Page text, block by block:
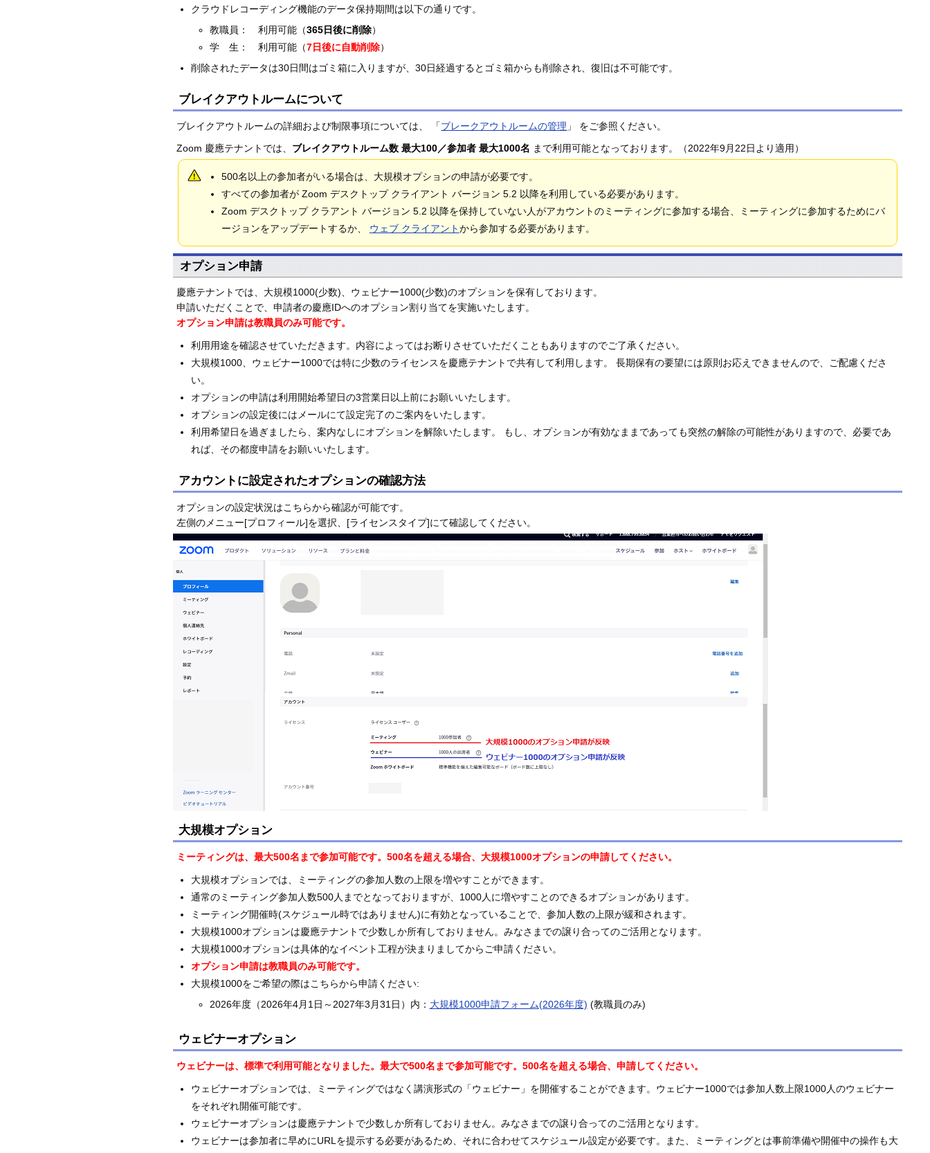
クラウドレコーディング機能のデータ保持期間は以下の通りです。
教職員： 利用可能（365日後に削除）
学 生： 利用可能（7日後に自動削除）
削除されたデータは30日間はゴミ箱に入りますが、30日経過するとゴミ箱からも削除され、復旧は不可能です。
ブレイクアウトルームについて
ブレイクアウトルームの詳細および制限事項については、 「ブレークアウトルームの管理 」 をご参照ください。
Zoom 慶應テナントでは、 ブレイクアウトルーム数 最大100／参加者 最大1000名 まで利用可能となっております。（2022年9月22日より適用）
500名以上の参加者がいる場合は、大規模オプションの申請が必要です。
すべての参加者が Zoom デスクトップ クライアント バージョン 5.2 以降を利用している必要があります。
Zoom デスクトップ クラアント バージョン 5.2 以降を保持していない人がアカウントのミーティングに参加する場合、ミーティングに参加するためにバ
ージョンをアップデートするか、 ウェブ クライアントから参加する必要があります。
オプション申請
慶應テナントでは、大規模1000(少数)、ウェビナー1000(少数)のオプションを保有しております。
申請いただくことで、申請者の慶應IDへのオプション割り当てを実施いたします。
オプション申請は教職員のみ可能です。
利用用途を確認させていただきます。内容によってはお断りさせていただくこともありますのでご了承ください。
大規模1000、ウェビナー1000では特に少数のライセンスを慶應テナントで共有して利用します。 長期保有の要望には原則お応えできませんので、ご配慮くださ
い。
オプションの申請は利用開始希望日の3営業日以上前にお願いいたします。
オプションの設定後にはメールにて設定完了のご案内をいたします。
利用希望日を過ぎましたら、案内なしにオプションを解除いたします。 もし、オプションが有効なままであっても突然の解除の可能性がありますので、必要であ
れば、その都度申請をお願いいたします。
アカウントに設定されたオプションの確認方法
オプションの設定状況はこちらから確認が可能です。
左側のメニュー[プロフィール]を選択、[ライセンスタイプ]にて確認してください。
大規模オプション
ミーティングは、最大500名まで参加可能です。500名を超える場合、大規模1000オプションの申請してください。
大規模オプションでは、ミーティングの参加人数の上限を増やすことができます。
通常のミーティング参加人数500人までとなっておりますが、1000人に増やすことのできるオプションがあります。
ミーティング開催時(スケジュール時ではありません)に有効となっていることで、参加人数の上限が緩和されます。
大規模1000オプションは慶應テナントで少数しか所有しておりません。みなさまでの譲り合ってのご活用となります。
大規模1000オプションは具体的なイベント工程が決まりましてからご申請ください。
オプション申請は教職員のみ可能です。
大規模1000をご希望の際はこちらから申請ください:
2026年度（2026年4月1日～2027年3月31日）内： 大規模1000申請フォーム(2026年度) (教職員のみ)
ウェビナーオプション
ウェビナーは、標準で利用可能となりました。最大で500名まで参加可能です。500名を超える場合、申請してください。
ウェビナーオプションでは、ミーティングではなく講演形式の「ウェビナー」を開催することができます。ウェビナー1000では参加人数上限1000人のウェビナー
をそれぞれ開催可能です。
ウェビナーオプションは慶應テナントで少数しか所有しておりません。みなさまでの譲り合ってのご活用となります。
ウェビナーは参加者に早めにURLを提示する必要があるため、それに合わせてスケジュール設定が必要です。また、ミーティングとは事前準備や開催中の操作も大